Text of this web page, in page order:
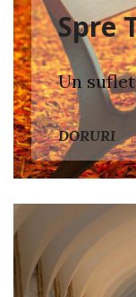
Spre
Un
DORURI